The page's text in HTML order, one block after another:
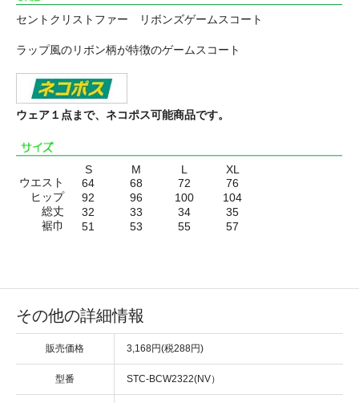
セントクリストファー リボンズゲームスコート
ラップ風のリボン柄が特徴のゲームスコート
ウェア１点まで、ネコポス可能商品です。
S M L
XL
ウエスト
64 68 72
76
ヒップ
92 96 100
104
総丈
32 33 34
35
裾巾
51 53 55 57
その他の詳細情報
販売価格 3,168円(税288円)
型番 STC-BCW2322(NV）